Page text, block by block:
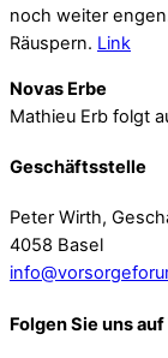
noch weiter
Räuspern. Link
Novas Erbe
Mathieu Erb folgt
Geschäftsstelle
Peter Wirth,
4058 Basel
Folgen Sie uns